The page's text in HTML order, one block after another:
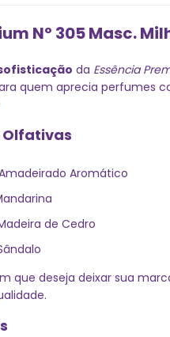
Nº 305 Masc.
da Essência
quem aprecia perfumes
Aromático
de Cedro
que deseja deixar sua